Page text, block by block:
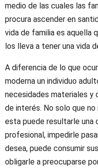
medio de las cuales las
procura ascender en
vida de familia es aquella
los lleva a tener una vida
A diferencia de lo que
moderna un individuo
necesidades materiales y
de interés. No solo que no
esta puede resultarle una
profesional, impedirle
desea, puede consumir
obligarle a preocuparse